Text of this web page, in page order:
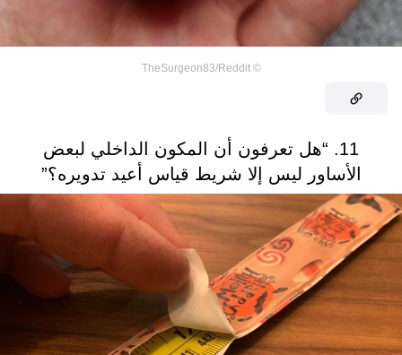
©
TheSurgeon83/Reddit
11. “هل تعرفون أن المكون الداخلي لبعض
الأساور ليس إلا شريط قياس أعيد تدويره؟”